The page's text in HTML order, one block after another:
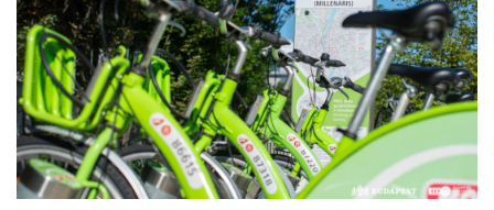
HAJÓZÁS
BLOG
ARCHÍVUM